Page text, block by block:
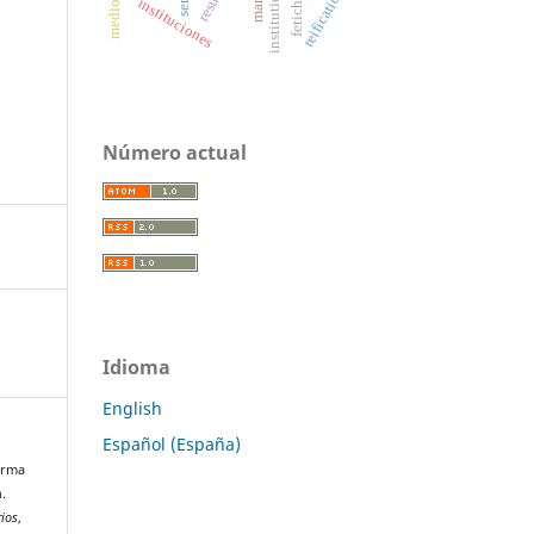
,
institutions
instituciones reification
marx
Número actual
Idioma
English
Español (España)